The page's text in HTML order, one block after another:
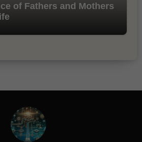
of Fathers and Mothers